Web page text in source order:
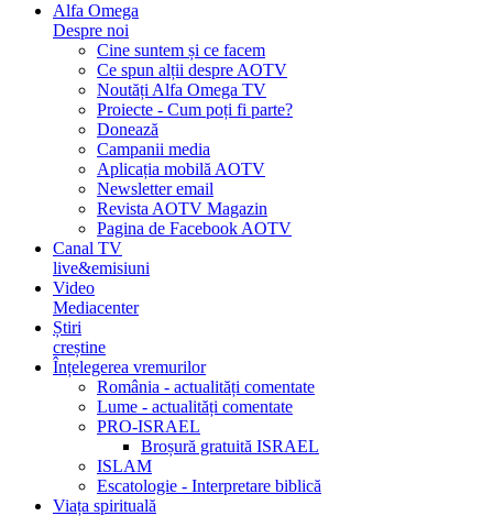
Alfa Omega
Despre noi
Cine suntem și ce facem
Ce spun alții despre AOTV
Noutăți Alfa Omega TV
Proiecte - Cum poți fi parte?
Donează
Campanii media
Aplicația mobilă AOTV
Newsletter email
Revista AOTV Magazin
Pagina de Facebook AOTV
Canal TV
live&emisiuni
Video
Mediacenter
Știri
creștine
Înțelegerea vremurilor
România - actualități comentate
Lume - actualități comentate
PRO-ISRAEL
Broșură gratuită ISRAEL
ISLAM
Escatologie - Interpretare biblică
Viața spirituală